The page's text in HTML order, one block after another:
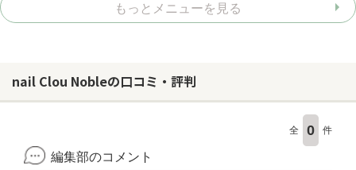
もっとメニューを見る
nail Clou Nobleの口コミ・評判
全 0 件
編集部のコメント